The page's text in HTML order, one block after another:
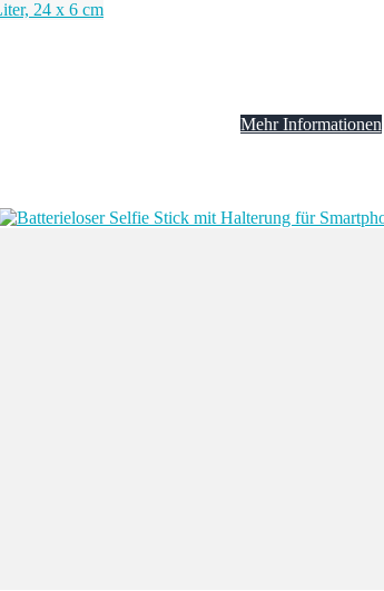
Mehr Informationen